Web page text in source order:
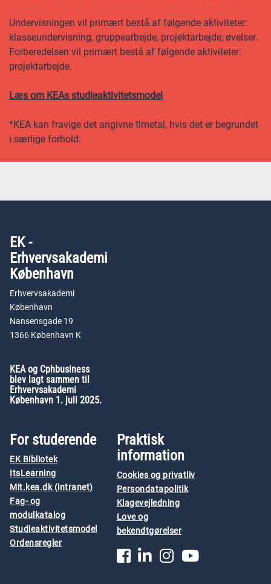
Undervisningen vil primært bestå af følgende aktiviteter:
klasseundervisning, gruppearbejde, projektarbejde, øvelser.
Forberedelsen vil primært bestå af følgende aktiviteter:
projektarbejde.
Læs om KEAs studieaktivitetsmodel
*KEA kan fravige det angivne timetal, hvis det er begrundet
i særlige forhold.
EK -
Erhvervsakademi
København
Erhvervsakademi
København
Nansensgade 19
1366 København K
KEA og Cphbusiness
blev lagt sammen til
Erhvervsakademi
København 1. juli 2025.
For studerende
EK Bibliotek
ItsLearning
Mit.kea.dk (intranet)
Fag- og
modulkatalog
Studieaktivitetsmodel
Ordensregler
Praktisk
information
Cookies og privatliv
Persondatapolitik
Klagevejledning
Love og
bekendtgørelser